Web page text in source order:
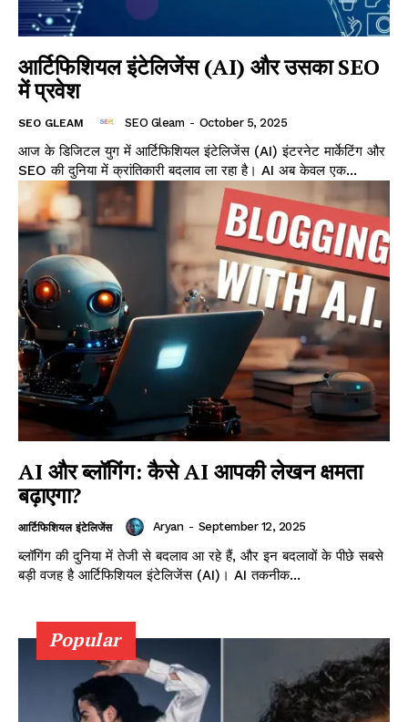
आर्टिफिशियल इंटेलिजेंस (AI) और उसका SEO
में प्रवेश
SEO GLEAM SEO Gleam - October 5, 2025
आज के डिजिटल युग में आर्टिफिशियल इंटेलिजेंस (AI) इंटरनेट मार्केटिंग और
SEO की दुनिया में क्रांतिकारी बदलाव ला रहा है। AI अब केवल एक...
AI और ब्लॉगिंग: कैसे AI आपकी लेखन क्षमता
बढ़ाएगा?
आर्टिफिशियल इंटेलिजेंस Aryan - September 12, 2025
ब्लॉगिंग की दुनिया में तेजी से बदलाव आ रहे हैं, और इन बदलावों के पीछे सबसे
बड़ी वजह है आर्टिफिशियल इंटेलिजेंस (AI)। AI तकनीक...
Popular